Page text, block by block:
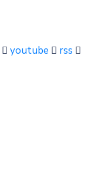
youtube
rss